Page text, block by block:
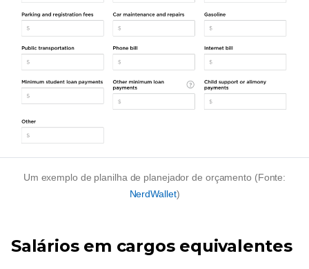
Um exemplo de planilha de planejador de orçamento (Fonte:
NerdWallet)
Salários em cargos equivalentes